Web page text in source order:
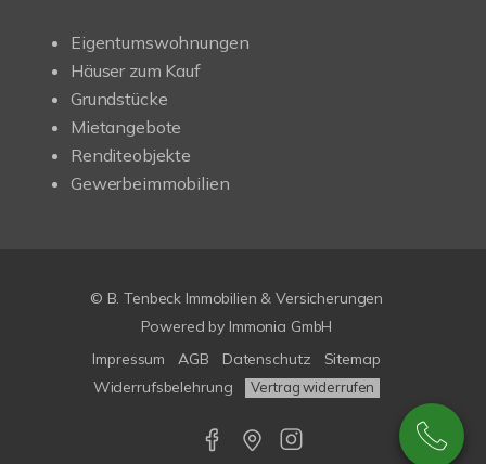
Eigentumswohnungen
Häuser zum Kauf
Grundstücke
Mietangebote
Renditeobjekte
Gewerbeimmobilien
© B. Tenbeck Immobilien & Versicherungen
Powered by Immonia GmbH
Impressum
AGB Datenschutz
Sitemap
Widerrufsbelehrung
Vertrag widerrufen